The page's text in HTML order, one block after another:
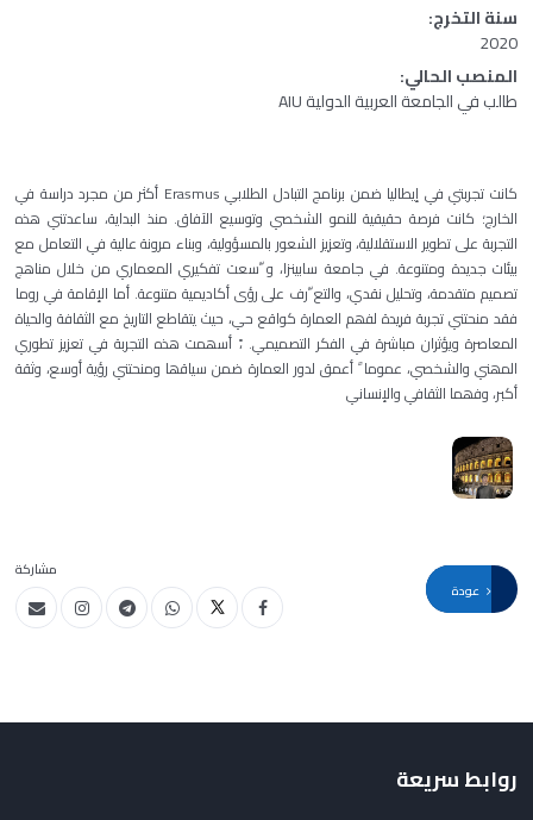
سنة التخرج:
2020
المنصب الحالي:
طالب في الجامعة العربية الدولية AIU
كانت تجربتي في إیطالیا ضمن برنامج التبادل الطلابي Erasmus أكثر من مجرد دراسة في
الخارج؛ كانت فرصة حقیقیة للنمو الشخصي وتوسیع الآفاق. منذ البدایة، ساعدتني ھذه
التجربة على تطویر الاستقلالیة، وتعزیز الشعور بالمسؤولیة، وبناء مرونة عالیة في التعامل مع
بیئات جدیدة ومتنوعة. في جامعة سابینزا، و ّسعت تفكیري المعماري من خلال مناھج
تصمیم متقدمة، وتحلیل نقدي، والتع ّرف على رؤى أكادیمیة متنوعة. أما الإقامة في روما
فقد منحتني تجربة فریدة لفھم العمارة كواقع حي، حیث یتقاطع التاریخ مع الثقافة والحیاة
المعاصرة ویؤثران مباشرة في الفكر التصمیمي. ،ً أسھمت ھذه التجربة في تعزیز تطوري
المھني والشخصي، عموما ً أعمق لدور العمارة ضمن سیاقھا ومنحتني رؤیة أوسع، وثقة
أكبر، وفھما الثقافي والإنساني
مشاركة
روابط سريعة